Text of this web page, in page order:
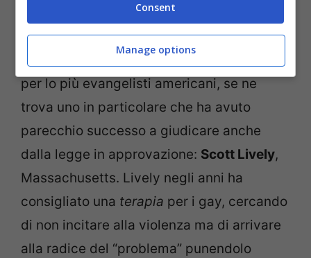
alcuni religiosi estremisti che predicano
fra le tante cose anche la lotta
all’omosessualità. Fra questi
per lo più evangelisti americani, se ne
trova uno in particolare che ha avuto
parecchio successo a giudicare anche
dalla legge in approvazione: Scott Lively,
Massachusetts. Lively negli anni ha
consigliato una terapia per i gay, cercando
di non incitare alla violenza ma di arrivare
alla radice del “problema” punendolo
Consent
Manage options